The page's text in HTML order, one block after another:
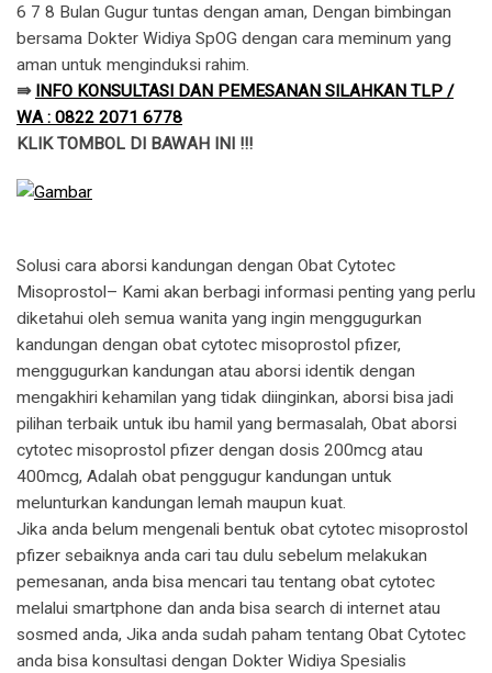
6 7 8 Bulan Gugur tuntas dengan aman, Dengan bimbingan
bersama Dokter Widiya SpOG dengan cara meminum yang
aman untuk menginduksi rahim.
⇛ INFO KONSULTASI DAN PEMESANAN SILAHKAN TLP /
WA : 0822 2071 6778
KLIK TOMBOL DI BAWAH INI !!!
Solusi cara aborsi kandungan dengan Obat Cytotec
Misoprostol– Kami akan berbagi informasi penting yang perlu
diketahui oleh semua wanita yang ingin menggugurkan
kandungan dengan obat cytotec misoprostol pfizer,
menggugurkan kandungan atau aborsi identik dengan
mengakhiri kehamilan yang tidak diinginkan, aborsi bisa jadi
pilihan terbaik untuk ibu hamil yang bermasalah, Obat aborsi
cytotec misoprostol pfizer dengan dosis 200mcg atau
400mcg, Adalah obat penggugur kandungan untuk
melunturkan kandungan lemah maupun kuat.
​Jika anda belum mengenali bentuk obat cytotec misoprostol
pfizer sebaiknya anda cari tau dulu sebelum melakukan
pemesanan, anda bisa mencari tau tentang obat cytotec
melalui smartphone dan anda bisa search di internet atau
sosmed anda, Jika anda sudah paham tentang Obat Cytotec
anda bisa konsultasi dengan Dokter Widiya Spesialis